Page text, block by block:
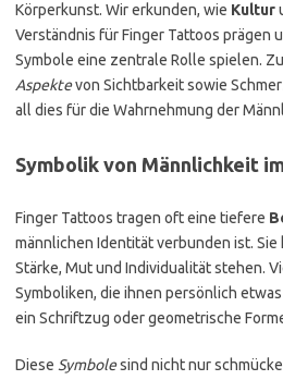
Körperkunst. Wir erkunden, wie Kultur
Verständnis für Finger Tattoos prägen
Symbole eine zentrale Rolle spielen.
Aspektevon Sichtbarkeit sowie
all dies für die Wahrnehmung der
Symbolik von Männlichkeit
Finger Tattoos tragen oft eine tiefere
männlichen Identität verbunden ist. Sie
Stärke, Mut und Individualität stehen.
Symboliken, die ihnen persönlich
ein Schriftzug oder geometrische
Diese Symbolesind nicht nur